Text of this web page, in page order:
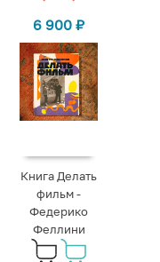
6 900₽
Книга Делать
фильм -
Федерико
Феллини